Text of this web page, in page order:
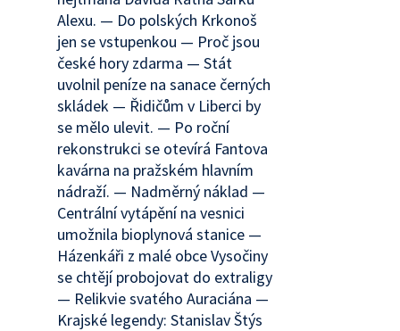
Alexu. — Do polských Krkonoš
jen se vstupenkou — Proč jsou
české hory zdarma — Stát
uvolnil peníze na sanace černých
skládek — Řidičům v Liberci by
se mělo ulevit. — Po roční
rekonstrukci se otevírá Fantova
kavárna na pražském hlavním
nádraží. — Nadměrný náklad —
Centrální vytápění na vesnici
umožnila bioplynová stanice —
Házenkáři z malé obce Vysočiny
se chtějí probojovat do extraligy
— Relikvie svatého Auraciána —
Krajské legendy: Stanislav Štýs